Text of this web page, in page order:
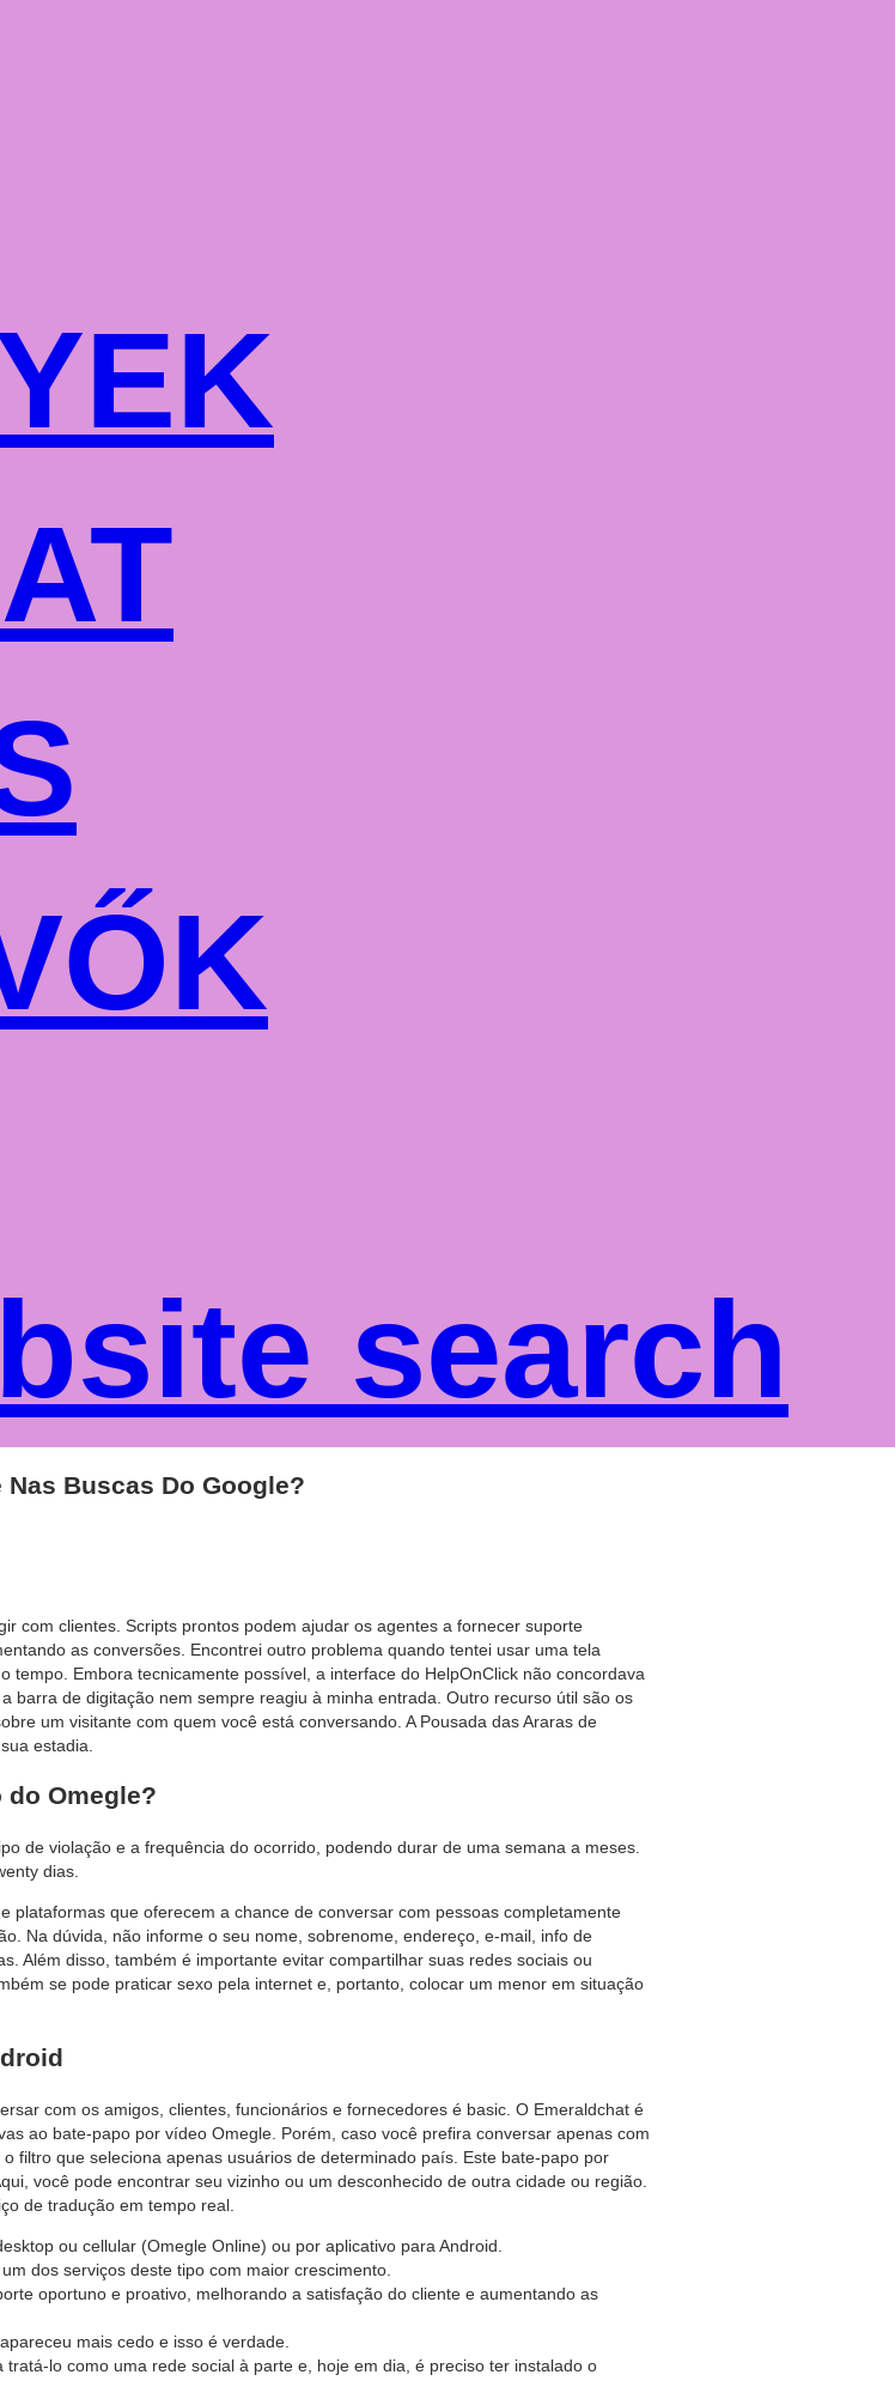
search
Nas Buscas Do Google?
com clientes. Scripts prontos podem ajudar os agentes a fornecer suporte
as conversões. Encontrei outro problema quando tentei usar uma tela
Embora tecnicamente possível, a interface do HelpOnClick não concordava
barra de digitação nem sempre reagiu à minha entrada. Outro recurso útil são os
um visitante com quem você está conversando. A Pousada das Araras de
estadia.
do Omegle?
de violação e a frequência do ocorrido, podendo durar de uma semana a meses.
dias.
plataformas que oferecem a chance de conversar com pessoas completamente
Na dúvida, não informe o seu nome, sobrenome, endereço, e-mail, info de
Além disso, também é importante evitar compartilhar suas redes sociais ou
se pode praticar sexo pela internet e, portanto, colocar um menor em situação
com os amigos, clientes, funcionários e fornecedores é basic. O Emeraldchat é
ao bate-papo por vídeo Omegle. Porém, caso você prefira conversar apenas com
filtro que seleciona apenas usuários de determinado país. Este bate-papo por
você pode encontrar seu vizinho ou um desconhecido de outra cidade ou região.
de tradução em tempo real.
ou cellular (Omegle Online) ou por aplicativo para Android.
dos serviços deste tipo com maior crescimento.
oportuno e proativo, melhorando a satisfação do cliente e aumentando as
mais cedo e isso é verdade.
lo como uma rede social à parte e, hoje em dia, é preciso ter instalado o